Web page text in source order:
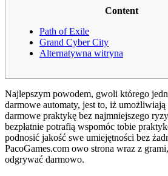
Content
Path of Exile
Grand Cyber City
Alternatywna witryna
Najlepszym powodem, gwoli którego
darmowe automaty, jest to, iż
darmowe praktykę bez najmniejszego
bezpłatnie potrafią wspomóc tobie
podnosić jakość swe umiejętności bez
PacoGames.com owo strona wraz z
odgrywać darmowo.